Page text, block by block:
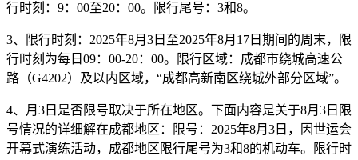
行时刻：9：00至20：00。限行尾号：3和8。
3、限行时刻：2025年8月3日至2025年8月17日期间的周末，限
行时刻为每日09：00-20：00。限行区域：成都市绕城高速公
路（G4202）及以内区域，“成都高新南区绕城外部分区域”。
4、月3日是否限号取决于所在地区。下面内容是关于8月3日限
号情况的详细解在成都地区：限号：2025年8月3日，因世运会
开幕式演练活动，成都地区限行尾号为3和8的机动车。限行时